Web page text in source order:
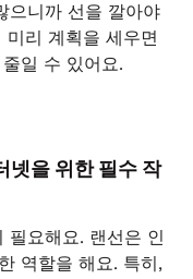
으니까 선을 깔아야
리 계획을 세우면
일 수 있어요.
넷을 위한 필수 작
필요해요. 랜선은 인
역할을 해요. 특히,